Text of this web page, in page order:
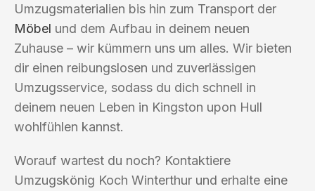
Umzugsmaterialien bis hin zum Transport der
Möbel und dem Aufbau in deinem neuen
Zuhause – wir kümmern uns um alles. Wir bieten
dir einen reibungslosen und zuverlässigen
Umzugsservice, sodass du dich schnell in
deinem neuen Leben in Kingston upon Hull
wohlfühlen kannst.
Worauf wartest du noch? Kontaktiere
Umzugskönig Koch Winterthur und erhalte eine